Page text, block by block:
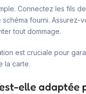
Connectez les fils
schéma fourni. Assurez-
tout dommage.
est cruciale pour
la carte.
elle adaptée